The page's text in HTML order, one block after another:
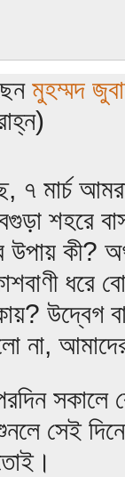
মুহম্মদ
৭ মার্চ
শহরে
কী?
ধরে
উদ্বেগ
না,
সেই